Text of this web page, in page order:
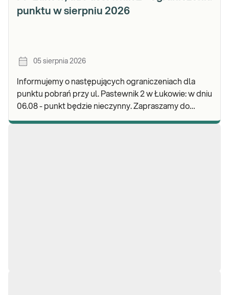
punktu w sierpniu 2026
05 sierpnia 2026
Informujemy o następujących ograniczeniach dla
punktu pobrań przy ul. Pastewnik 2 w Łukowie: w dniu
06.08 - punkt będzie nieczynny. Zapraszamy do